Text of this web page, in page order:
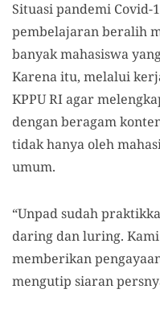
Situasi pandemi Covid-
pembelajaran beralih
banyak mahasiswa
Karena itu, melalui
KPPU RI agar
dengan beragam
tidak hanya oleh
umum.
“Unpad sudah
daring dan luring.
memberikan
mengutip siaran